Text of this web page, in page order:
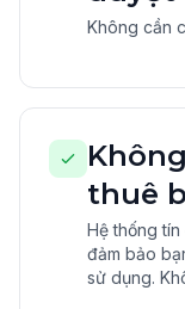
Không cần
thuê
Hệ thống
đảm bảo
sử dụng.